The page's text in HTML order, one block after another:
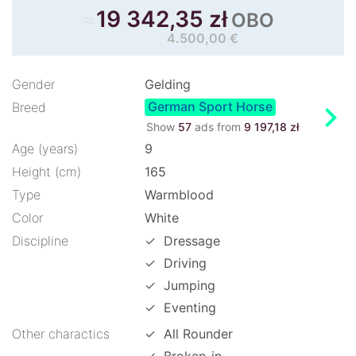
19 342,35 zł OBO
4.500,00 €
Gender
Gelding
Breed
German Sport Horse
Show 57 ads from 9 197,18 zł chevron_right
Age (years)
9
Height (cm)
165
Type
Warmblood
Color
White
Discipline
✓ Dressage
✓ Driving
✓ Jumping
✓ Eventing
Other charactics
✓ All Rounder